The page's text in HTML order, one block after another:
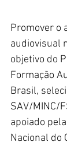
Promover o
audiovisual
objetivo do
Formação
Brasil,
SAV/MINC/
apoiado
Nacional do